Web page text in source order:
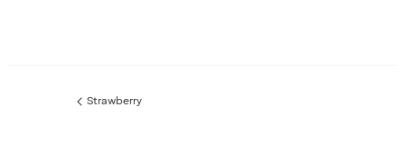
Föregående
Strawberry